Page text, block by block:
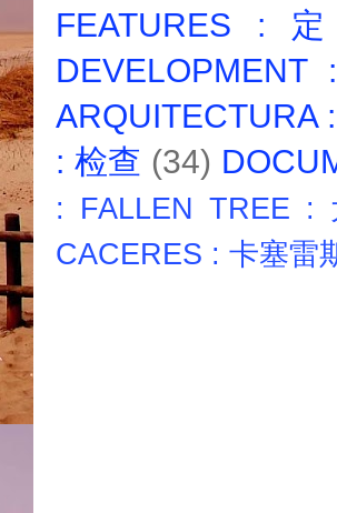
FEATURES :
ARQUITECTURA
: 检查 (34)
: FALLEN TREE :
CACERES : 卡塞雷